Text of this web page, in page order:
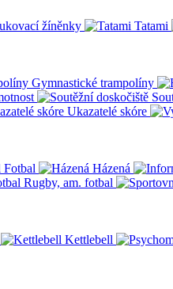
žíněnky Tatami
Gymnastické trampolíny
Ukazatelé skóre
Fotbal Házená
Rugby, am. fotbal
Kettlebell